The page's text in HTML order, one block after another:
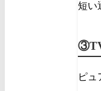
短い
ピ